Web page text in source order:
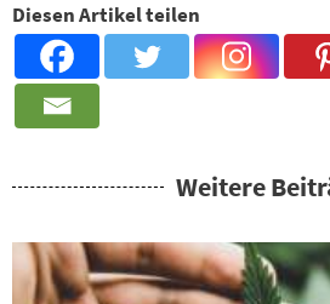
Diesen Artikel teilen
Weitere